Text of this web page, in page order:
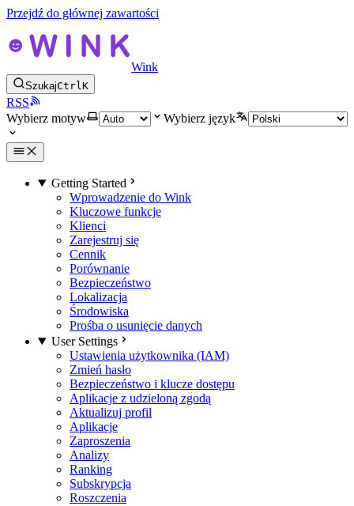
Przejdź do głównej zawartości
Wink
SzukajCtrlK
RSS
Wybierz motyw
Wybierz język
Getting Started
Wprowadzenie do Wink
Kluczowe funkcje
Klienci
Zarejestruj się
Cennik
Porównanie
Bezpieczeństwo
Lokalizacja
Środowiska
Prośba o usunięcie danych
User Settings
Ustawienia użytkownika (IAM)
Zmień hasło
Bezpieczeństwo i klucze dostępu
Aplikacje z udzieloną zgodą
Aktualizuj profil
Aplikacje
Zaproszenia
Analizy
Ranking
Subskrypcja
Roszczenia